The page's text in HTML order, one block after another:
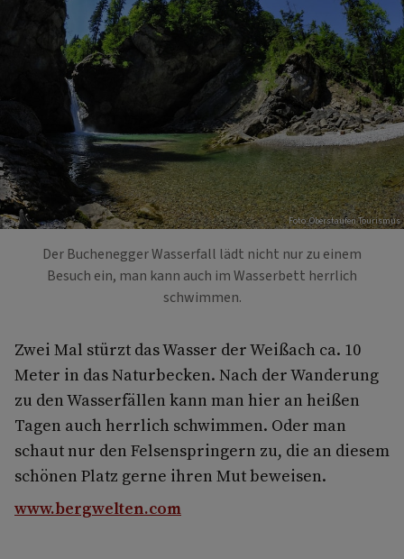
Foto: Oberstaufen Tourismus
Der Buchenegger Wasserfall lädt nicht nur zu einem
Besuch ein, man kann auch im Wasserbett herrlich
schwimmen.
Zwei Mal stürzt das Wasser der Weißach ca. 10
Meter in das Naturbecken. Nach der Wanderung
zu den Wasserfällen kann man hier an heißen
Tagen auch herrlich schwimmen. Oder man
schaut nur den Felsenspringern zu, die an diesem
schönen Platz gerne ihren Mut beweisen.
www.bergwelten.com